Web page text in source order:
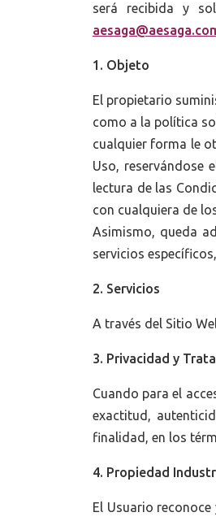
será recibida y
1. Objeto
El propietario
como a la política
cualquier forma le
Uso, reservándose
lectura de las
con cualquiera de
Asimismo, queda
servicios
2. Servicios
A través del Sitio
3. Privacidad y
Cuando para el
exactitud,
finalidad, en los
4. Propiedad
El Usuario